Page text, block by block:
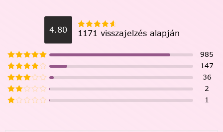
4.80 1171 visszajelzés alapján
985
147
36
2
1